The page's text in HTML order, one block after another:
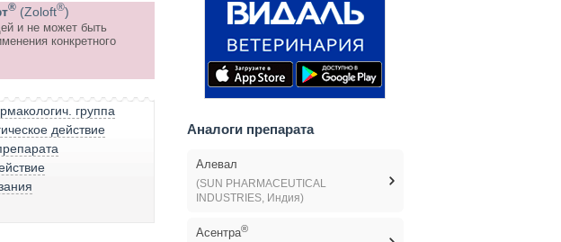
® (Zoloft®)
и не может быть
конкретного
группа
действие
Аналоги препарата
Алевал
(SUN PHARMACEUTICAL
INDUSTRIES, Индия)
Асентра®